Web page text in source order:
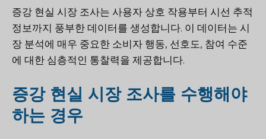
증강 현실 시장 조사는 사용자 상호 작용부터 시선 추적
정보까지 풍부한 데이터를 생성합니다. 이 데이터는 시
장 분석에 매우 중요한 소비자 행동, 선호도, 참여 수준
에 대한 심층적인 통찰력을 제공합니다.
증강 현실 시장 조사를 수행해야
하는 경우